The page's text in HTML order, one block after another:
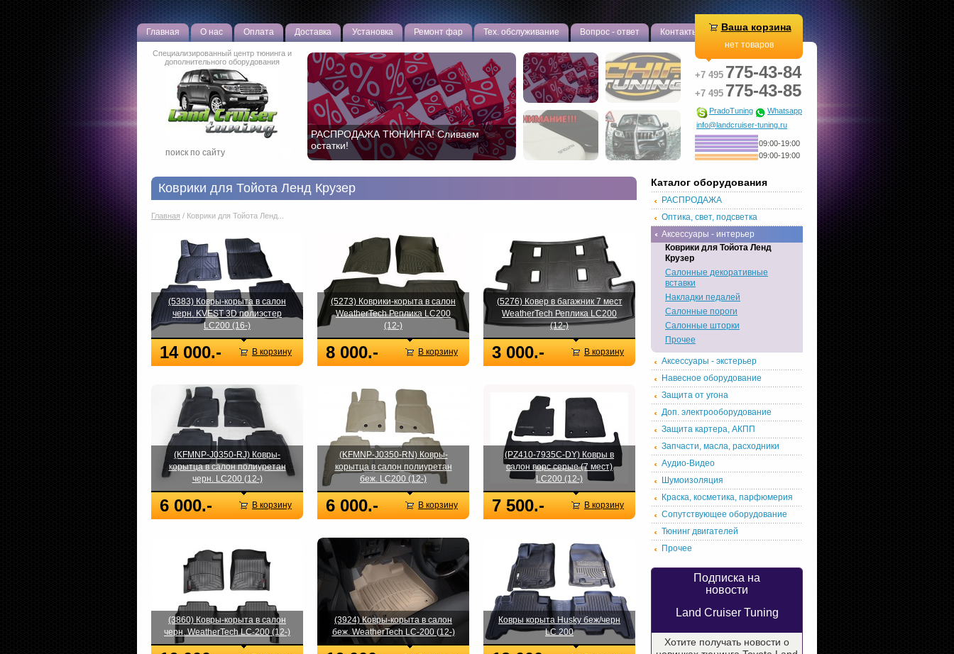
Главная О нас Оплата Доставка Установка Ремонт фар Тех. обслуживание Вопрос - ответ Контакты
Специализированный центр тюнинга и
дополнительного оборудования
Чип тюнинг двигателя TOYOTA и LEXUS
Ваша корзина
нет товаров
+7 495 775-43-84
+7 495 775-43-85
PradoTuning
Whatsapp
info@landcruiser-tuning.ru
09:00-19:00
09:00-19:00
Коврики для Тойота Ленд Крузер
Главная / Коврики для Тойота Ленд...
(5383) Ковры-корыта в салон
черн. KVEST 3D полиэстер
LC200 (16-)
14 000.- В корзину
(5273) Коврики-корыта в салон
WeatherTech Реплика LC200
(12-)
8 000.- В корзину
(5276) Ковер в багажник 7 мест
WeatherTech Реплика LC200
(12-)
3 000.- В корзину
(KFMNP-J0350-RJ) Ковры-
корытца в салон полиуретан
черн. LC200 (12-)
6 000.- В корзину
(KFMNP-J0350-RN) Ковры-
корытца в салон полиуретан
беж. LC200 (12-)
6 000.- В корзину
(PZ410-7935C-DY) Ковры в
салон ворс серые (7 мест)
LC200 (12-)
7 500.- В корзину
(3860) Ковры-корыта в салон
черн. WeatherTech LC-200 (12-)
(3924) Ковры-корыта в салон
беж. WeatherTech LC-200 (12-)
Ковры корыта Husky беж/черн
LC 200
Каталог оборудования
РАСПРОДАЖА
Оптика, свет, подсветка
Аксессуары - интерьер
Коврики для Тойота Ленд
Крузер
Салонные декоративные
вставки
Накладки педалей
Салонные пороги
Салонные шторки
Прочее
Аксессуары - экстерьер
Навесное оборудование
Защита от угона
Доп. электрооборудование
Защита картера, АКПП
Запчасти, масла, расходники
Аудио-Видео
Шумоизоляция
Краска, косметика, парфюмерия
Сопутствующее оборудование
Тюнинг двигателей
Прочее
Подписка на
новости
Land Cruiser Tuning
Хотите получать новости о